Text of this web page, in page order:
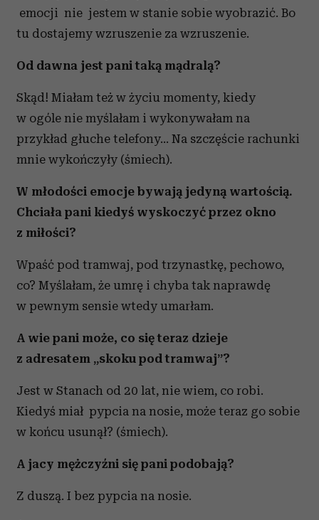
emocji nie jestem w stanie sobie wyobrazić. Bo
tu dostajemy wzruszenie za wzruszenie.
Od dawna jest pani taką mądralą?
Skąd! Miałam też w życiu momenty, kiedy
w ogóle nie myślałam i wykonywałam na
przykład głuche telefony... Na szczęście rachunki
mnie wykończyły (śmiech).
W młodości emocje bywają jedyną wartością.
Chciała pani kiedyś wyskoczyć przez okno
z miłości?
Wpaść pod tramwaj, pod trzynastkę, pechowo,
co? Myślałam, że umrę i chyba tak naprawdę
w pewnym sensie wtedy umarłam.
A wie pani może, co się teraz dzieje
z adresatem „skoku pod tramwaj”?
Jest w Stanach od 20 lat, nie wiem, co robi.
Kiedyś miał pypcia na nosie, może teraz go sobie
w końcu usunął? (śmiech).
A jacy mężczyźni się pani podobają?
Z duszą. I bez pypcia na nosie.